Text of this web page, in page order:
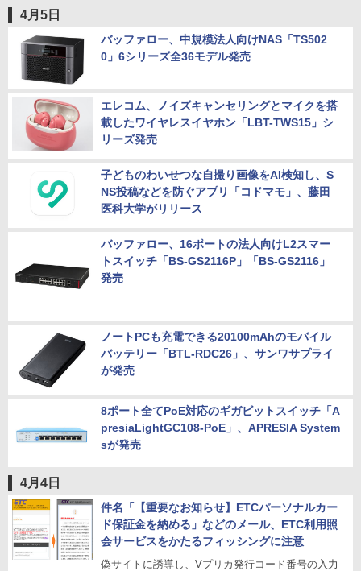
4月5日
バッファロー、中規模法人向けNAS「TS502
0」6シリーズ全36モデル発売
エレコム、ノイズキャンセリングとマイクを搭
載したワイヤレスイヤホン「LBT-TWS15」シ
リーズ発売
子どものわいせつな自撮り画像をAI検知し、S
NS投稿などを防ぐアプリ「コドマモ」、藤田
医科大学がリリース
バッファロー、16ポートの法人向けL2スマー
トスイッチ「BS-GS2116P」「BS-GS2116」
発売
ノートPCも充電できる20100mAhのモバイル
バッテリー「BTL-RDC26」、サンワサプライ
が発売
8ポート全てPoE対応のギガビットスイッチ「A
presiaLightGC108-PoE」、APRESIA System
sが発売
4月4日
件名「【重要なお知らせ】ETCパーソナルカー
ド保証金を納める」などのメール、ETC利用照
会サービスをかたるフィッシングに注意
偽サイトに誘導し、Vプリカ発行コード番号の入力